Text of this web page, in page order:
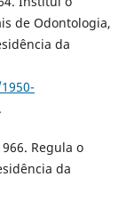
de Odontologia,
da
Regula o
da